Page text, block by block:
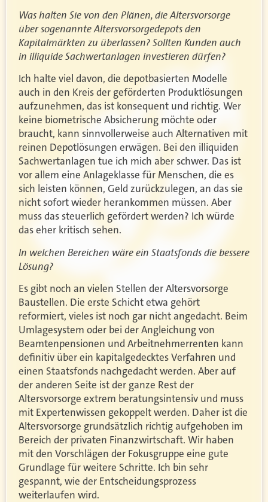
Was halten Sie von den Plänen, die Altersvorsorge
über sogenannte Altersvorsorgedepots den
Kapitalmärkten zu überlassen? Sollten Kunden auch
in illiquide Sachwertanlagen investieren dürfen?
Ich halte viel davon, die depotbasierten Modelle
auch in den Kreis der geförderten Produktlösungen
aufzunehmen, das ist konsequent und richtig. Wer
keine biometrische Absicherung möchte oder
braucht, kann sinnvollerweise auch Alternativen mit
reinen Depotlösungen erwägen. Bei den illiquiden
Sachwertanlagen tue ich mich aber schwer. Das ist
vor allem eine Anlageklasse für Menschen, die es
sich leisten können, Geld zurückzulegen, an das sie
nicht sofort wieder herankommen müssen. Aber
muss das steuerlich gefördert werden? Ich würde
das eher kritisch sehen.
In welchen Bereichen wäre ein Staatsfonds die bessere
Lösung?
Es gibt noch an vielen Stellen der Altersvorsorge
Baustellen. Die erste Schicht etwa gehört
reformiert, vieles ist noch gar nicht angedacht. Beim
Umlagesystem oder bei der Angleichung von
Beamtenpensionen und Arbeitnehmerrenten kann
definitiv über ein kapitalgedecktes Verfahren und
einen Staatsfonds nachgedacht werden. Aber auf
der anderen Seite ist der ganze Rest der
Altersvorsorge extrem beratungsintensiv und muss
mit Expertenwissen gekoppelt werden. Daher ist die
Altersvorsorge grundsätzlich richtig aufgehoben im
Bereich der privaten Finanzwirtschaft. Wir haben
mit den Vorschlägen der Fokusgruppe eine gute
Grundlage für weitere Schritte. Ich bin sehr
gespannt, wie der Entscheidungsprozess
weiterlaufen wird.